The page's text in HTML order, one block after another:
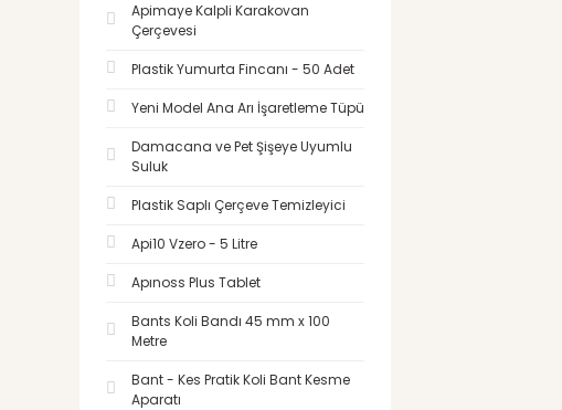
Apimaye Kalpli Karakovan
Çerçevesi
Plastik Yumurta Fincanı - 50 Adet
Yeni Model Ana Arı İşaretleme Tüpü
Damacana ve Pet Şişeye Uyumlu
Suluk
Plastik Saplı Çerçeve Temizleyici
Api10 Vzero - 5 Litre
Apınoss Plus Tablet
Bants Koli Bandı 45 mm x 100
Metre
Bant - Kes Pratik Koli Bant Kesme
Aparatı